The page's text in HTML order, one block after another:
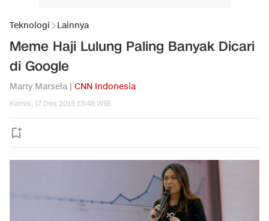
Teknologi Lainnya
Meme Haji Lulung Paling Banyak Dicari
di Google
Marry Marsela | CNN Indonesia
Kamis, 17 Des 2015 13:48 WIB